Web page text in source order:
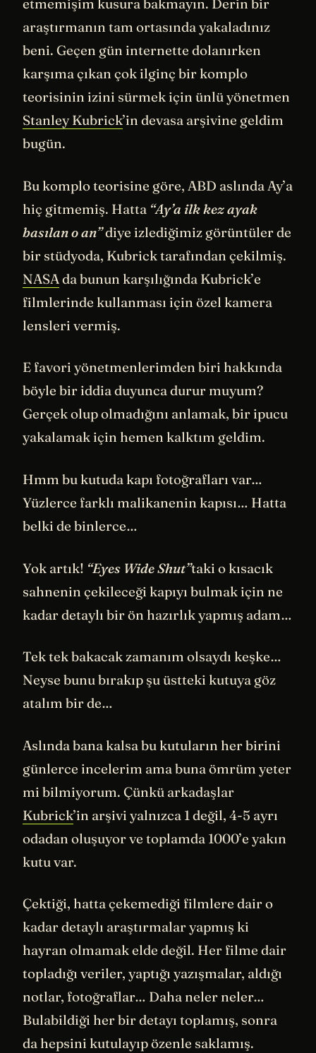
etmemişim kusura bakmayın. Derin bir
araştırmanın tam ortasında yakaladınız
beni. Geçen gün internette dolanırken
karşıma çıkan çok ilginç bir komplo
teorisinin izini sürmek için ünlü yönetmen
Stanley Kubrick’in devasa arşivine geldim
bugün.
Bu komplo teorisine göre, ABD aslında Ay’a
hiç gitmemiş. Hatta “Ay’a ilk kez ayak
basılan o an”diye izlediğimiz görüntüler de
bir stüdyoda, Kubrick tarafından çekilmiş.
NASA da bunun karşılığında Kubrick’e
filmlerinde kullanması için özel kamera
lensleri vermiş.
E favori yönetmenlerimden biri hakkında
böyle bir iddia duyunca durur muyum?
Gerçek olup olmadığını anlamak, bir ipucu
yakalamak için hemen kalktım geldim.
Hmm bu kutuda kapı fotoğrafları var…
Yüzlerce farklı malikanenin kapısı… Hatta
belki de binlerce…
Yok artık! “Eyes Wide Shut”taki o kısacık
sahnenin çekileceği kapıyı bulmak için ne
kadar detaylı bir ön hazırlık yapmış adam…
Tek tek bakacak zamanım olsaydı keşke…
Neyse bunu bırakıp şu üstteki kutuya göz
atalım bir de…
Aslında bana kalsa bu kutuların her birini
günlerce incelerim ama buna ömrüm yeter
mi bilmiyorum. Çünkü arkadaşlar
Kubrick’in arşivi yalnızca 1 değil, 4-5 ayrı
odadan oluşuyor ve toplamda 1000’e yakın
kutu var.
Çektiği, hatta çekemediği filmlere dair o
kadar detaylı araştırmalar yapmış ki
hayran olmamak elde değil. Her filme dair
topladığı veriler, yaptığı yazışmalar, aldığı
notlar, fotoğraflar… Daha neler neler…
Bulabildiği her bir detayı toplamış, sonra
da hepsini kutulayıp özenle saklamış.